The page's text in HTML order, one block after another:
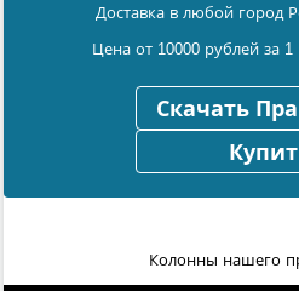
Доставка в любой город
Цена от 10000 рублей за 1
Скачать
Колонны нашего